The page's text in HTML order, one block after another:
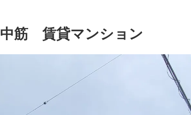
筋 賃貸マンション